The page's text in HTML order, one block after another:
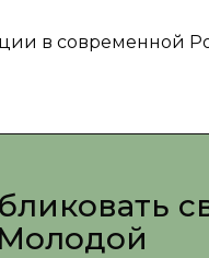
в современной